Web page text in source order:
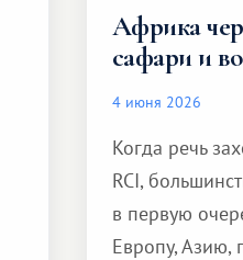
Африка
сафари и
4 июня 2026
Когда речь
RCI,
в первую
Европу, Азию,